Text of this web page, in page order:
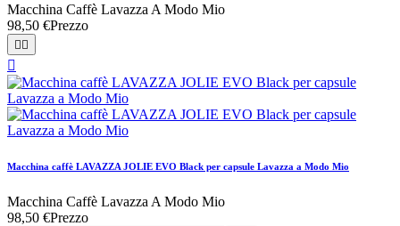
Macchina Caffè Lavazza A Modo Mio
98,50 €Prezzo


Macchina caffè LAVAZZA JOLIE EVO Black per capsule Lavazza a Modo Mio
Macchina Caffè Lavazza A Modo Mio
98,50 €Prezzo